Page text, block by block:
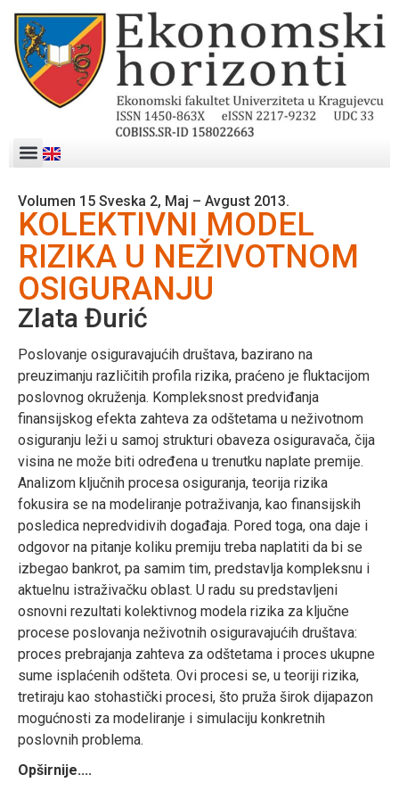
Volumen 15 Sveska 2, Maj – Avgust 2013.
KOLEKTIVNI MODEL
RIZIKA U NEŽIVOTNOM
OSIGURANJU
Zlata Đurić
Poslovanje osiguravajućih društava, bazirano na
preuzimanju različitih profila rizika, praćeno je fluktacijom
poslovnog okruženja. Kompleksnost predviđanja
finansijskog efekta zahteva za odštetama u neživotnom
osiguranju leži u samoj strukturi obaveza osiguravača, čija
visina ne može biti određena u trenutku naplate premije.
Analizom ključnih procesa osiguranja, teorija rizika
fokusira se na modeliranje potraživanja, kao finansijskih
posledica nepredvidivih događaja. Pored toga, ona daje i
odgovor na pitanje koliku premiju treba naplatiti da bi se
izbegao bankrot, pa samim tim, predstavlja kompleksnu i
aktuelnu istraživačku oblast. U radu su predstavljeni
osnovni rezultati kolektivnog modela rizika za ključne
procese poslovanja neživotnih osiguravajućih društava:
proces prebrajanja zahteva za odštetama i proces ukupne
sume isplaćenih odšteta. Ovi procesi se, u teoriji rizika,
tretiraju kao stohastički procesi, što pruža širok dijapazon
mogućnosti za modeliranje i simulaciju konkretnih
poslovnih problema.
Opširnije....